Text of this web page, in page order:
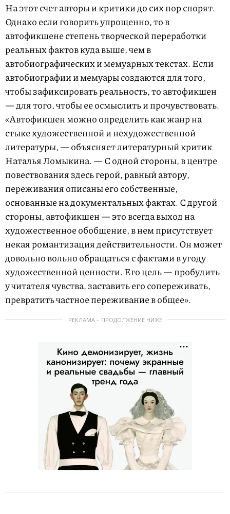
На этот счет авторы и критики до сих пор спорят.
Однако если говорить упрощенно, то в
автофикшене степень творческой переработки
реальных фактов куда выше, чем в
автобиографических и мемуарных текстах. Если
автобиографии и мемуары создаются для того,
чтобы зафиксировать реальность, то автофикшен
— для того, чтобы ее осмыслить и прочувствовать.
«Автофикшен можно определить как жанр на
стыке художественной и нехудожественной
литературы, — объясняет литературный критик
Наталья Ломыкина. — С одной стороны, в центре
повествования здесь герой, равный автору,
переживания описаны его собственные,
основанные на документальных фактах. С другой
стороны, автофикшен — это всегда выход на
художественное обобщение, в нем присутствует
некая романтизация действительности. Он может
довольно вольно обращаться с фактами в угоду
художественной ценности. Его цель — пробудить
у читателя чувства, заставить его сопереживать,
превратить частное переживание в общее».
РЕКЛАМА – ПРОДОЛЖЕНИЕ НИЖЕ